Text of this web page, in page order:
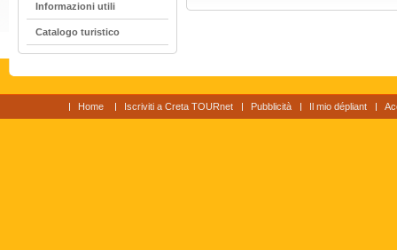
Informazioni utili
Catalogo turistico
Home Iscriviti a Creta TOURnet Pubblicità Il mio dépliant